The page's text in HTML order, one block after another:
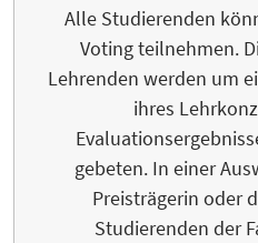
Alle Studierenden
Voting teilnehmen.
Lehrenden werden um
ihres
gebeten. In einer
Preisträgerin oder
Studierenden der